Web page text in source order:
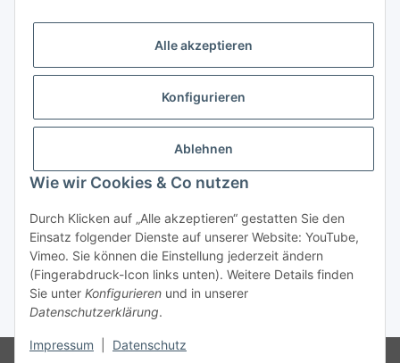
Alle akzeptieren
Konfigurieren
Ablehnen
Wie wir Cookies & Co nutzen
Durch Klicken auf „Alle akzeptieren“ gestatten Sie den
Einsatz folgender Dienste auf unserer Website: YouTube,
Vimeo. Sie können die Einstellung jederzeit ändern
(Fingerabdruck-Icon links unten). Weitere Details finden
Sie unter Konfigurieren und in unserer
Datenschutzerklärung.
Impressum Datenschutz
Passwort vergessen
Neu hier?Jetzt registrieren!
* Alle Preise zzgl. gesetzlicher USt., zzgl.